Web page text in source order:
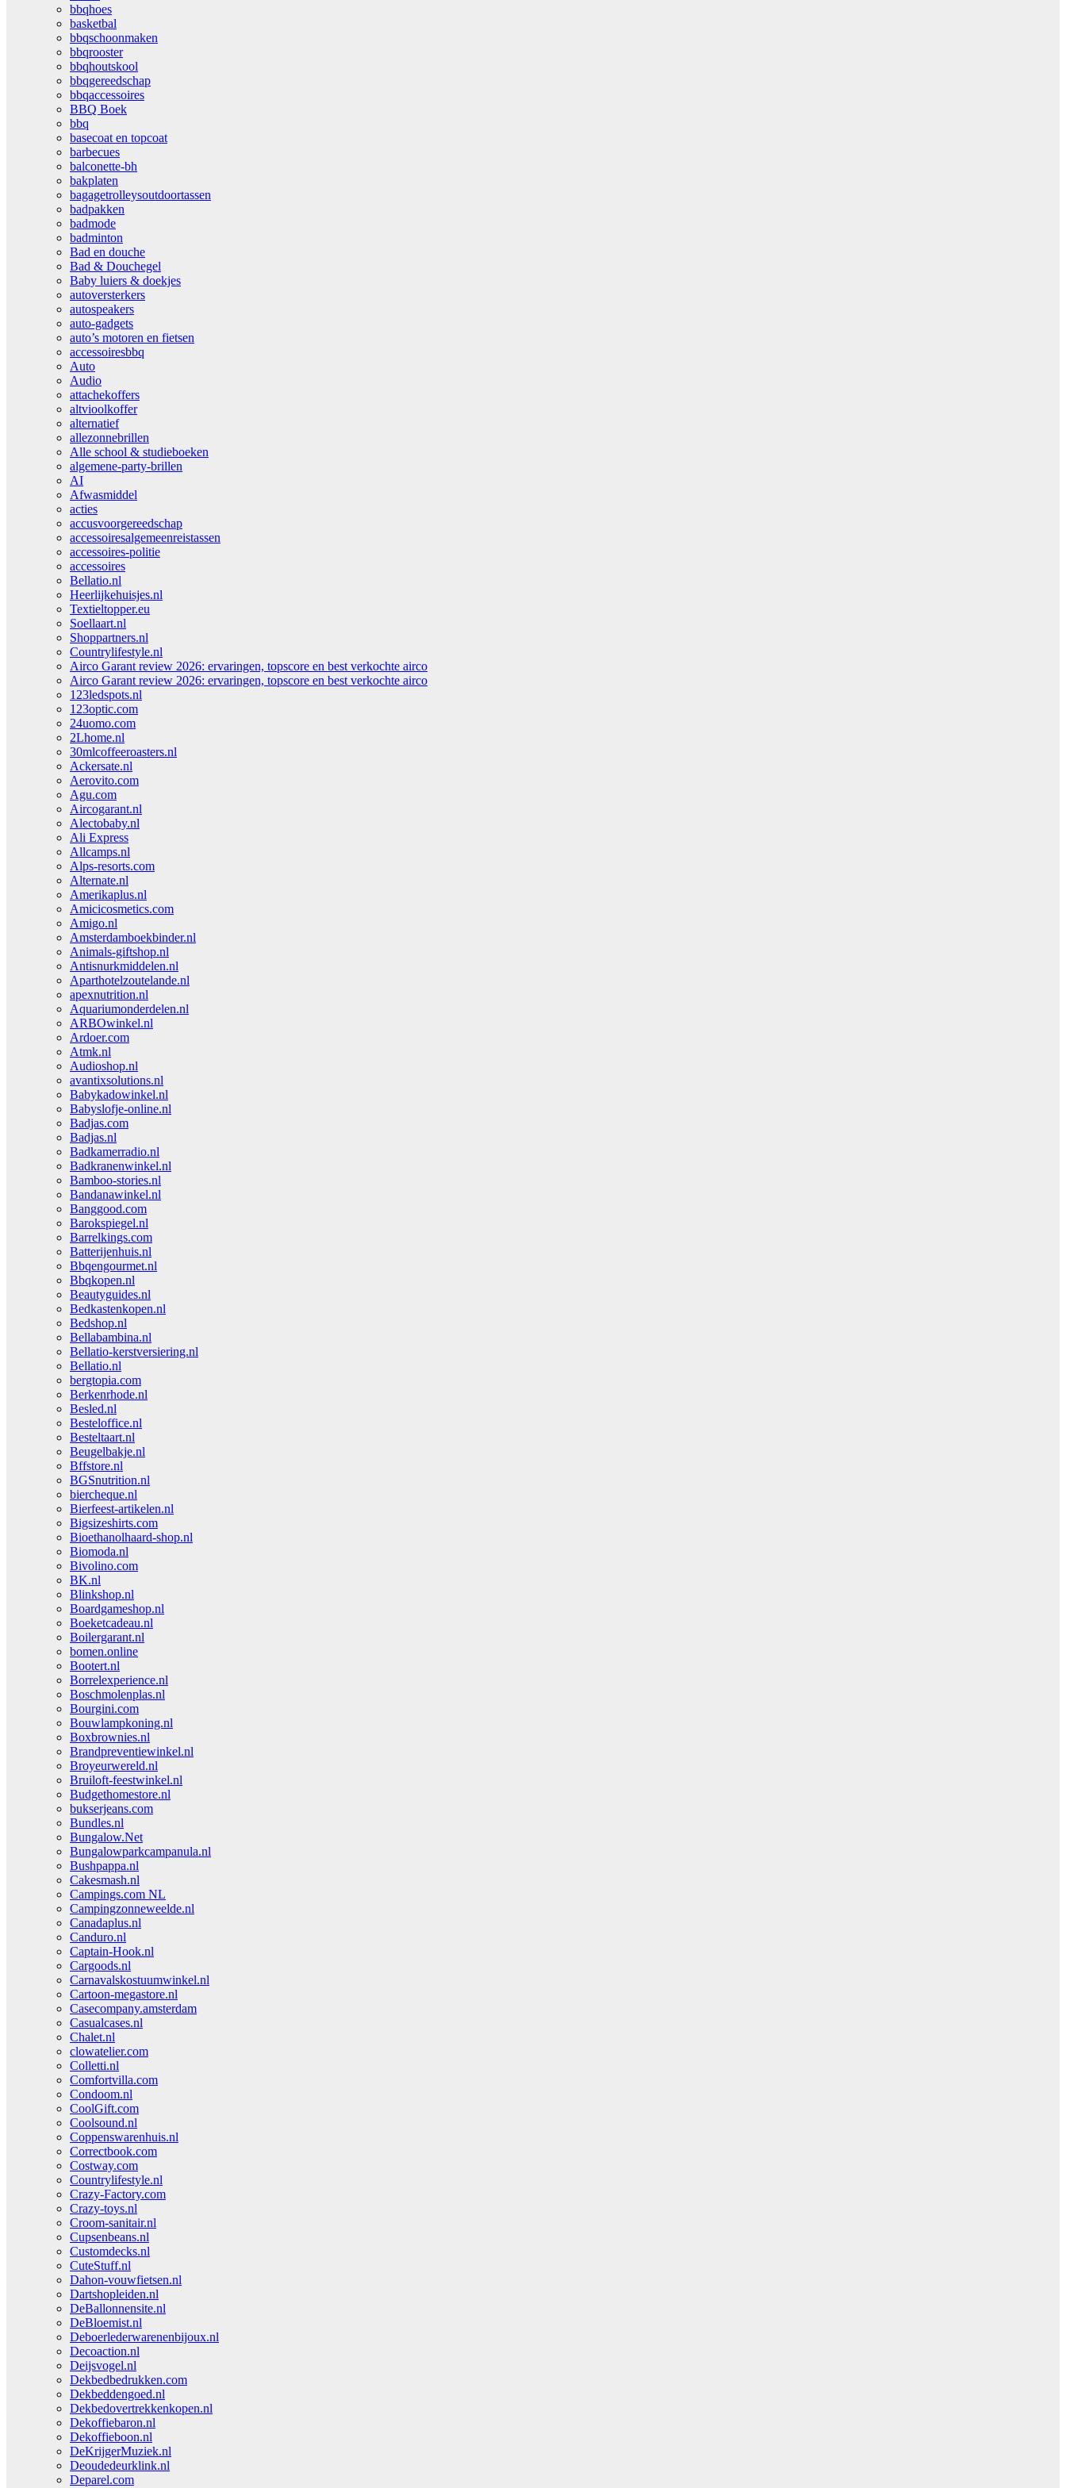
bbqhoes
basketbal
bbqschoonmaken
bbqrooster
bbqhoutskool
bbqgereedschap
bbqaccessoires
BBQ Boek
bbq
basecoat en topcoat
barbecues
balconette-bh
bakplaten
bagagetrolleysoutdoortassen
badpakken
badmode
badminton
Bad en douche
Bad & Douchegel
Baby luiers & doekjes
autoversterkers
autospeakers
auto-gadgets
auto’s motoren en fietsen
accessoiresbbq
Auto
Audio
attachekoffers
altvioolkoffer
alternatief
allezonnebrillen
Alle school & studieboeken
algemene-party-brillen
AI
Afwasmiddel
acties
accusvoorgereedschap
accessoiresalgemeenreistassen
accessoires-politie
accessoires
Bellatio.nl
Heerlijkehuisjes.nl
Textieltopper.eu
Soellaart.nl
Shoppartners.nl
Countrylifestyle.nl
Airco Garant review 2026: ervaringen, topscore en best verkochte airco
Airco Garant review 2026: ervaringen, topscore en best verkochte airco
123ledspots.nl
123optic.com
24uomo.com
2Lhome.nl
30mlcoffeeroasters.nl
Ackersate.nl
Aerovito.com
Agu.com
Aircogarant.nl
Alectobaby.nl
Ali Express
Allcamps.nl
Alps-resorts.com
Alternate.nl
Amerikaplus.nl
Amicicosmetics.com
Amigo.nl
Amsterdamboekbinder.nl
Animals-giftshop.nl
Antisnurkmiddelen.nl
Aparthotelzoutelande.nl
apexnutrition.nl
Aquariumonderdelen.nl
ARBOwinkel.nl
Ardoer.com
Atmk.nl
Audioshop.nl
avantixsolutions.nl
Babykadowinkel.nl
Babyslofje-online.nl
Badjas.com
Badjas.nl
Badkamerradio.nl
Badkranenwinkel.nl
Bamboo-stories.nl
Bandanawinkel.nl
Banggood.com
Barokspiegel.nl
Barrelkings.com
Batterijenhuis.nl
Bbqengourmet.nl
Bbqkopen.nl
Beautyguides.nl
Bedkastenkopen.nl
Bedshop.nl
Bellabambina.nl
Bellatio-kerstversiering.nl
Bellatio.nl
bergtopia.com
Berkenrhode.nl
Besled.nl
Besteloffice.nl
Besteltaart.nl
Beugelbakje.nl
Bffstore.nl
BGSnutrition.nl
biercheque.nl
Bierfeest-artikelen.nl
Bigsizeshirts.com
Bioethanolhaard-shop.nl
Biomoda.nl
Bivolino.com
BK.nl
Blinkshop.nl
Boardgameshop.nl
Boeketcadeau.nl
Boilergarant.nl
bomen.online
Bootert.nl
Borrelexperience.nl
Boschmolenplas.nl
Bourgini.com
Bouwlampkoning.nl
Boxbrownies.nl
Brandpreventiewinkel.nl
Broyeurwereld.nl
Bruiloft-feestwinkel.nl
Budgethomestore.nl
bukserjeans.com
Bundles.nl
Bungalow.Net
Bungalowparkcampanula.nl
Bushpappa.nl
Cakesmash.nl
Campings.com NL
Campingzonneweelde.nl
Canadaplus.nl
Canduro.nl
Captain-Hook.nl
Cargoods.nl
Carnavalskostuumwinkel.nl
Cartoon-megastore.nl
Casecompany.amsterdam
Casualcases.nl
Chalet.nl
clowatelier.com
Colletti.nl
Comfortvilla.com
Condoom.nl
CoolGift.com
Coolsound.nl
Coppenswarenhuis.nl
Correctbook.com
Costway.com
Countrylifestyle.nl
Crazy-Factory.com
Crazy-toys.nl
Croom-sanitair.nl
Cupsenbeans.nl
Customdecks.nl
CuteStuff.nl
Dahon-vouwfietsen.nl
Dartshopleiden.nl
DeBallonnensite.nl
DeBloemist.nl
Deboerlederwarenenbijoux.nl
Decoaction.nl
Deijsvogel.nl
Dekbedbedrukken.com
Dekbeddengoed.nl
Dekbedovertrekkenkopen.nl
Dekoffiebaron.nl
Dekoffieboon.nl
DeKrijgerMuziek.nl
Deoudedeurklink.nl
Deparel.com